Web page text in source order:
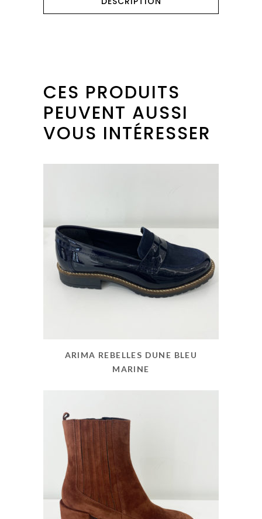
CES PRODUITS
PEUVENT AUSSI
VOUS INTÉRESSER
ARIMA REBELLES DUNE BLEU
MARINE